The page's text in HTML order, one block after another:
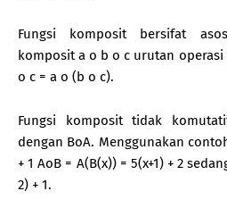
Fungsi komposit bersifat
komposit a o b o c urutan
o c = a o (b o c).
Fungsi komposit tidak
dengan BoA. Menggunakan
+ 1 AoB = A(B(x)) = 5(x+1) + 2
2) + 1.